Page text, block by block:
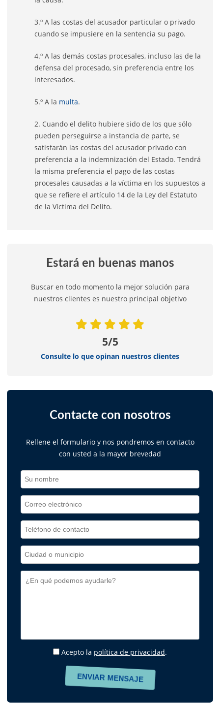
3.º A las costas del acusador particular o privado
cuando se impusiere en la sentencia su pago.
4.º A las demás costas procesales, incluso las de la
defensa del procesado, sin preferencia entre los
interesados.
5.º A la multa.
2. Cuando el delito hubiere sido de los que sólo
pueden perseguirse a instancia de parte, se
satisfarán las costas del acusador privado con
preferencia a la indemnización del Estado. Tendrá
la misma preferencia el pago de las costas
procesales causadas a la víctima en los supuestos a
que se refiere el artículo 14 de la Ley del Estatuto
de la Víctima del Delito.
Estará en buenas manos
Buscar en todo momento la mejor solución para
nuestros clientes es nuestro principal objetivo
5/5
Consulte lo que opinan nuestros clientes
Contacte con nosotros
Rellene el formulario y nos pondremos en contacto
con usted a la mayor brevedad
Acepto la política de privacidad.